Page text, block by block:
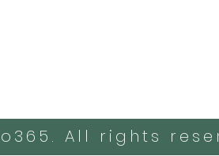
All rights